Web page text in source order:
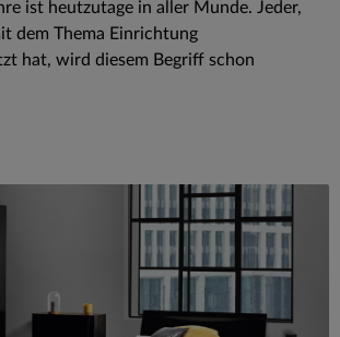
ist heutzutage in aller Munde. Jeder,
dem Thema Einrichtung
hat, wird diesem Begriff schon